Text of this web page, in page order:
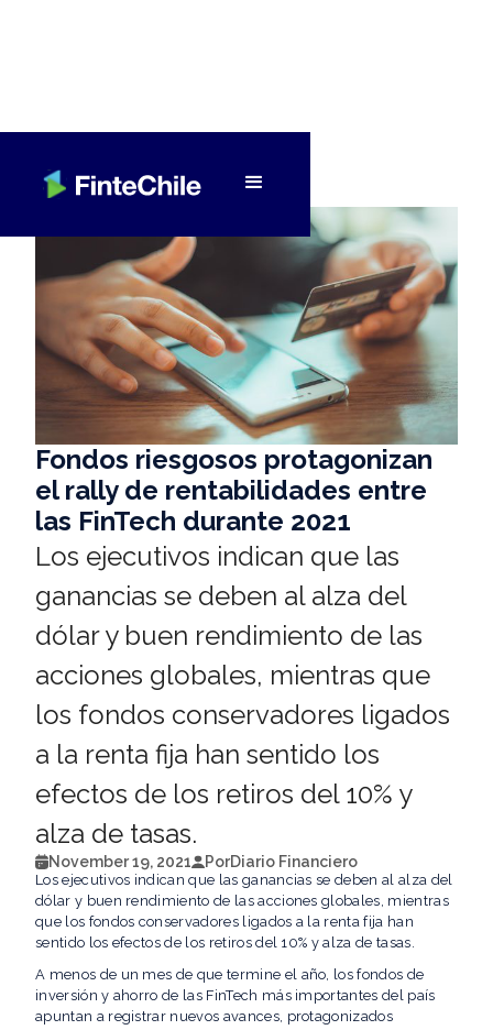
Fondos riesgosos protagonizan
el rally de rentabilidades entre
las FinTech durante 2021
Los ejecutivos indican que las
ganancias se deben al alza del
dólar y buen rendimiento de las
acciones globales, mientras que
los fondos conservadores ligados
a la renta fija han sentido los
efectos de los retiros del 10% y
alza de tasas.
November 19, 2021 PorDiario Financiero
Los ejecutivos indican que las ganancias se deben al alza del
dólar y buen rendimiento de las acciones globales, mientras
que los fondos conservadores ligados a la renta fija han
sentido los efectos de los retiros del 10% y alza de tasas.
A menos de un mes de que termine el año, los fondos de
inversión y ahorro de las FinTech más importantes del país
apuntan a registrar nuevos avances, protagonizados